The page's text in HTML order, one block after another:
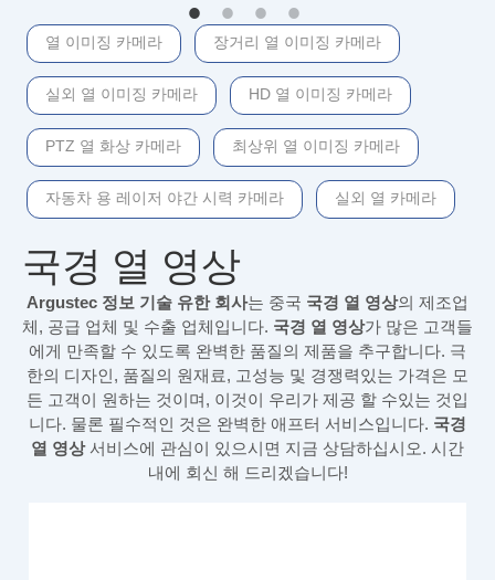
열 이미징 카메라 장거리 열 이미징 카메라
실외 열 이미징 카메라 HD 열 이미징 카메라
PTZ 열 화상 카메라 최상위 열 이미징 카메라
자동차 용 레이저 야간 시력 카메라 실외 열 카메라
국경 열 영상
Argustec 정보 기술 유한 회사는 중국 국경 열 영상의 제조업
체, 공급 업체 및 수출 업체입니다. 국경 열 영상가 많은 고객들
에게 만족할 수 있도록 완벽한 품질의 제품을 추구합니다. 극
한의 디자인, 품질의 원재료, 고성능 및 경쟁력있는 가격은 모
든 고객이 원하는 것이며, 이것이 우리가 제공 할 수있는 것입
니다. 물론 필수적인 것은 완벽한 애프터 서비스입니다. 국경
열 영상서비스에 관심이 있으시면 지금 상담하십시오. 시간
내에 회신 해 드리겠습니다!